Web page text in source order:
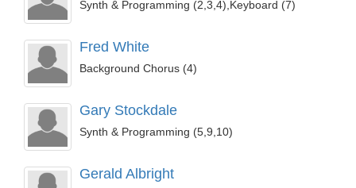
Synth & Programming (2,3,4),Keyboard (7)
Fred White
Background Chorus (4)
Gary Stockdale
Synth & Programming (5,9,10)
Gerald Albright